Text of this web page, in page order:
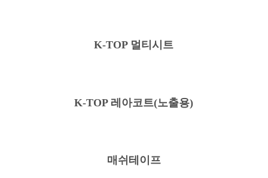
K-TOP 멀티시트
K-TOP 레아코트(노출용)
매쉬테이프